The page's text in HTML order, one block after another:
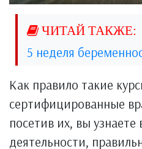
5 неделя
Как правило такие
сертифицированные
посетив их, вы
деятельности,